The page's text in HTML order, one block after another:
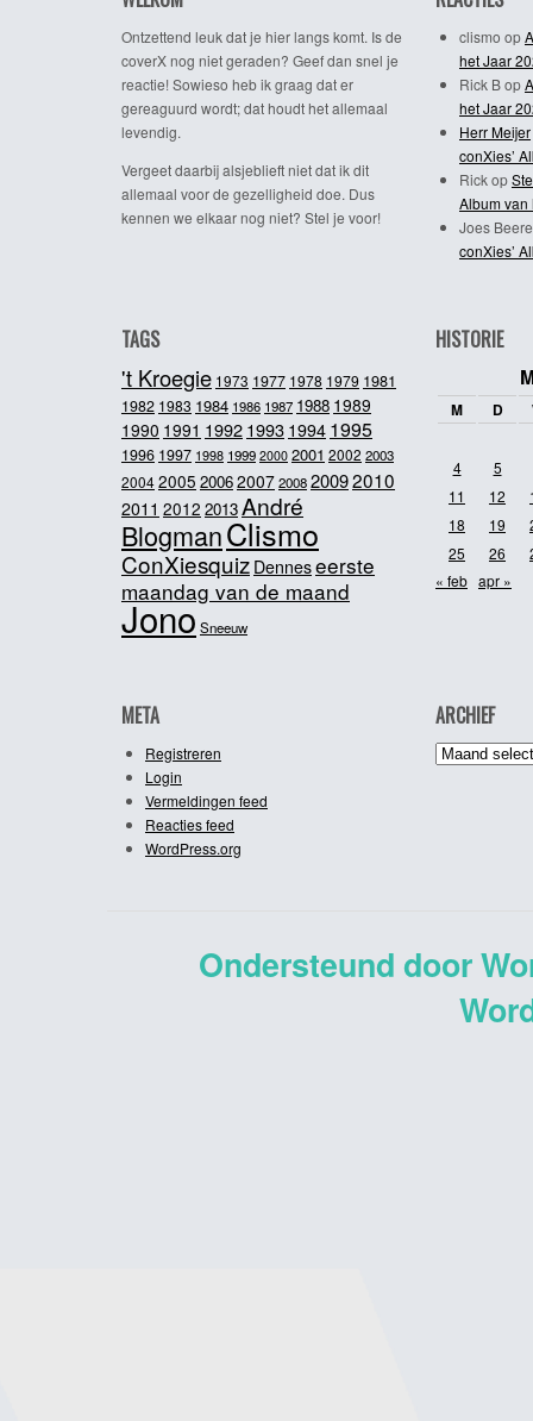
Ontzettend leuk dat je hier langs komt. Is de
coverX nog niet geraden? Geef dan snel je
reactie! Sowieso heb ik graag dat er
gereaguurd wordt; dat houdt het allemaal
levendig.
Vergeet daarbij alsjeblieft niet dat ik dit
allemaal voor de gezelligheid doe. Dus
kennen we elkaar nog niet? Stel je voor!
clismo op
het Jaar
Rick Bop
het Jaar
Herr Meijer
conXies’
Rickop
Album van
Joes
conXies’
TAGS
't Kroegie 1973 1977 1978 1979 1981
1982 1983 1984 1986 1987 1988 1989
1990 1991 19921993 1994 1995
1996 1997 1998 1999 2000 2001 2002 2003
20042005 20062007200820092010
2011 2012 2013André
BlogmanClismo
ConXiesquiz Denneseerste
maandag van de maand
JonoSneeuw
HISTORIE
M D
4
5
11
12
18
19
25
26
« feb apr »
META
Registreren
Login
Vermeldingen feed
Reacties feed
WordPress.org
ARCHIEF
Archief
Ondersteund door